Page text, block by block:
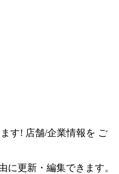
す! 店舗/企業情報を ご
に更新・編集できます。